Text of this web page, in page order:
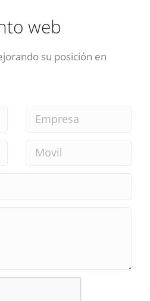
web
su posición en